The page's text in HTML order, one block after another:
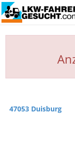
47053 Duisburg